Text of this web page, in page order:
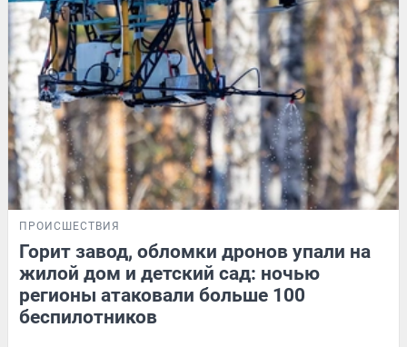
ПРОИСШЕСТВИЯ
Горит завод, обломки дронов упали на
жилой дом и детский сад: ночью
регионы атаковали больше 100
беспилотников